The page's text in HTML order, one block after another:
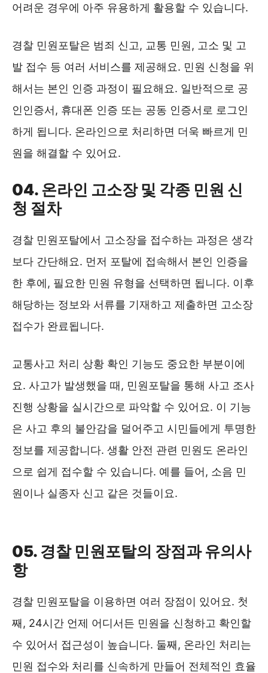
어려운 경우에 아주 유용하게 활용할 수 있습니다.
경찰 민원포탈은 범죄 신고, 교통 민원, 고소 및 고
발 접수 등 여러 서비스를 제공해요. 민원 신청을 위
해서는 본인 인증 과정이 필요해요. 일반적으로 공
인인증서, 휴대폰 인증 또는 공동 인증서로 로그인
하게 됩니다. 온라인으로 처리하면 더욱 빠르게 민
원을 해결할 수 있어요.
04. 온라인 고소장 및 각종 민원 신
청 절차
경찰 민원포탈에서 고소장을 접수하는 과정은 생각
보다 간단해요. 먼저 포탈에 접속해서 본인 인증을
한 후에, 필요한 민원 유형을 선택하면 됩니다. 이후
해당하는 정보와 서류를 기재하고 제출하면 고소장
접수가 완료됩니다.
교통사고 처리 상황 확인 기능도 중요한 부분이에
요. 사고가 발생했을 때, 민원포탈을 통해 사고 조사
진행 상황을 실시간으로 파악할 수 있어요. 이 기능
은 사고 후의 불안감을 덜어주고 시민들에게 투명한
정보를 제공합니다. 생활 안전 관련 민원도 온라인
으로 쉽게 접수할 수 있습니다. 예를 들어, 소음 민
원이나 실종자 신고 같은 것들이요.
05. 경찰 민원포탈의 장점과 유의사
항
경찰 민원포탈을 이용하면 여러 장점이 있어요. 첫
째, 24시간 언제 어디서든 민원을 신청하고 확인할
수 있어서 접근성이 높습니다. 둘째, 온라인 처리는
민원 접수와 처리를 신속하게 만들어 전체적인 효율